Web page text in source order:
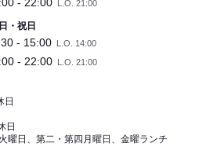
- 22:00 L.O. 21:00
・祝日
- 15:00 L.O. 14:00
- 22:00 L.O. 21:00
日
日
曜日、第二・第四月曜日、金曜ランチ